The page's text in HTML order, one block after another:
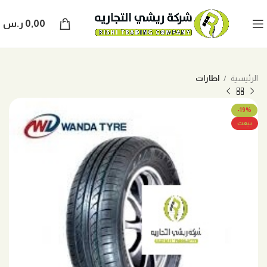
0,00 ر.س
الرئيسية اطارات
-19%
بيعت